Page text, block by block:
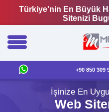
Türkiye'nin En Büyük
Sitenizi
+90 850 309
İşinize En
Web